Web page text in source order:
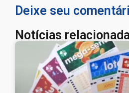
Fonte(s): Portal de Noticias
Deixe seu
Notícias